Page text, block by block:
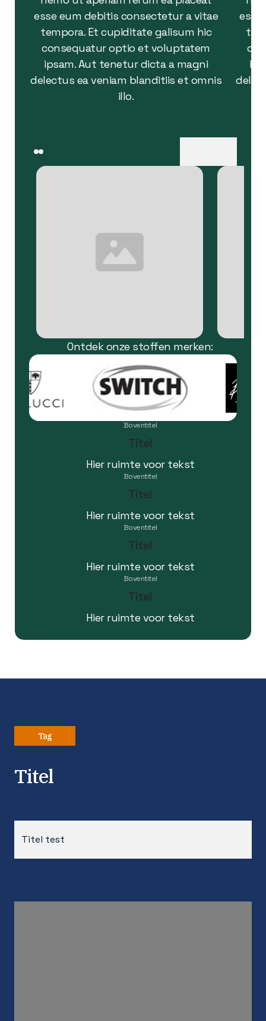
esse eum debitis consectetur a vitae
tempora. Et cupiditate galisum hic
consequatur optio et voluptatem
ipsam. Aut tenetur dicta a magni
delectus ea veniam blanditiis et omnis
illo.
Ontdek onze stoffen merken:
Boventitel
Titel
Hier ruimte voor tekst
Boventitel
Titel
Hier ruimte voor tekst
Boventitel
Titel
Hier ruimte voor tekst
Boventitel
Titel
Hier ruimte voor tekst
Tag
Titel
Titel test